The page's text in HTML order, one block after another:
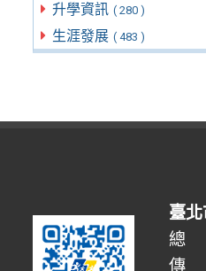
升學資訊 ( 280 )
生涯發展 ( 483 )
臺
總
傳